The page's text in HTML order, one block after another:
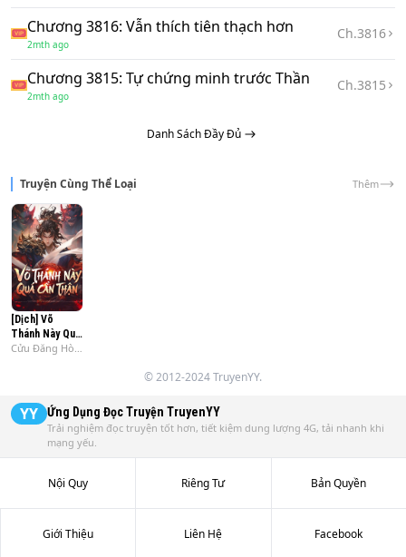
Chống chỉ định khi ăn cơm uống nước.
Không thích cũng xin tôn trọng công sức của dịch giả,
không yêu cũng đừng nói lời cay đắng.
#Tiên hiệp, #Huyền huyễn, #Main giả heo ăn thịt hổ, #Hài
Chương 3816: Vẫn thích tiên thạch hơn
2mth ago
Ch.3816
Chương 3815: Tự chứng minh trước Thần
2mth ago
Ch.3815
Danh Sách Đầy Đủ
Truyện Cùng Thể Loại Thêm
[Dịch] Võ
Thánh Này Quá
Cẩn Thận
Cửu Đăng Hòa
© 2012-2024 TruyenYY.
YY Ứng Dụng Đọc Truyện TruyenYY
Trải nghiệm đọc truyện tốt hơn, tiết kiệm dung lượng 4G, tải nhanh khi
mạng yếu.
Nội Quy Riêng Tư Bản Quyền
Giới Thiệu Liên Hệ Facebook